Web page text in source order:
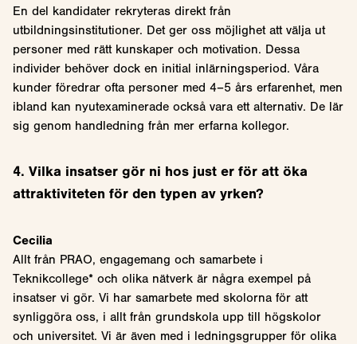
En del kandidater rekryteras direkt från
utbildningsinstitutioner. Det ger oss möjlighet att välja ut
personer med rätt kunskaper och motivation. Dessa
individer behöver dock en initial inlärningsperiod. Våra
kunder föredrar ofta personer med 4–5 års erfarenhet, men
ibland kan nyutexaminerade också vara ett alternativ. De lär
sig genom handledning från mer erfarna kollegor.
4. Vilka insatser gör ni hos just er för att öka
attraktiviteten för den typen av yrken?
Cecilia
Allt från PRAO, engagemang och samarbete i
Teknikcollege* och olika nätverk är några exempel på
insatser vi gör. Vi har samarbete med skolorna för att
synliggöra oss, i allt från grundskola upp till högskolor
och universitet. Vi är även med i ledningsgrupper för olika